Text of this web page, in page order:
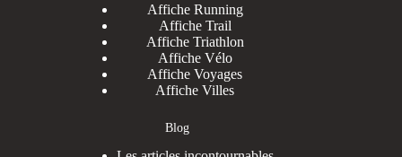
Affiche Running
Affiche Trail
Affiche Triathlon
Affiche Vélo
Affiche Voyages
Affiche Villes
Blog